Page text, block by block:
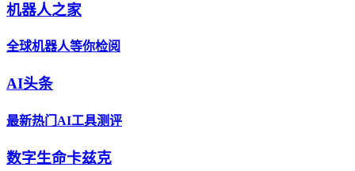
机器人之家
全球机器人等你检阅
AI头条
最新热门AI工具测评
数字生命卡兹克